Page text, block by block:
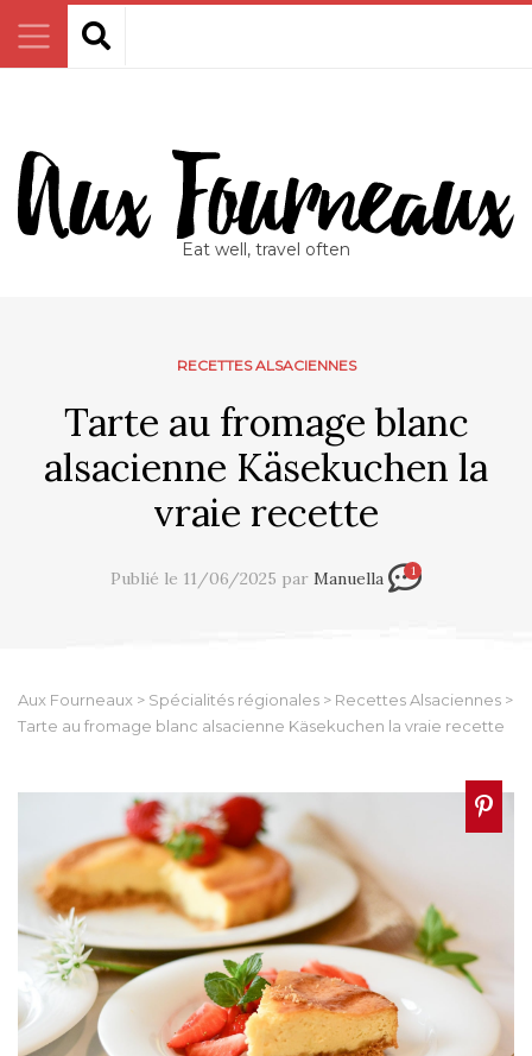
Eat well, travel often
RECETTES ALSACIENNES
Tarte au fromage blanc
alsacienne Käsekuchen la
vraie recette
Publié le 11/06/2025 par Manuella 1
Aux Fourneaux > Spécialités régionales > Recettes Alsaciennes >
Tarte au fromage blanc alsacienne Käsekuchen la vraie recette